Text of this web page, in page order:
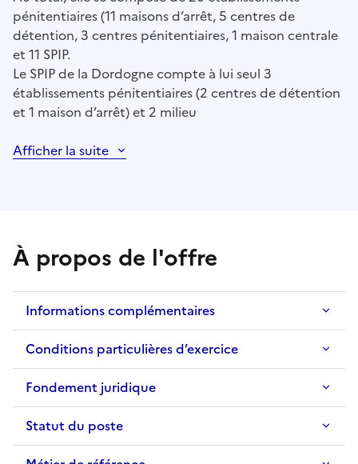
pénitentiaires (11 maisons d’arrêt, 5 centres de
détention, 3 centres pénitentiaires, 1 maison centrale
et 11 SPIP.
Le SPIP de la Dordogne compte à lui seul 3
établissements pénitentiaires (2 centres de détention
et 1 maison d’arrêt) et 2 milieu
Afficher la suite
À propos de l'offre
Informations complémentaires
Conditions particulières d’exercice
Fondement juridique
Statut du poste